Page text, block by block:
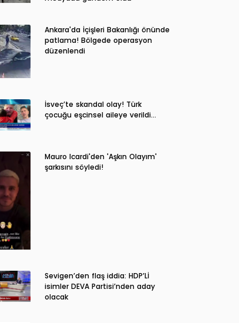
Ankara'da İçişleri Bakanlığı önünde
patlama! Bölgede operasyon
düzenlendi
İsveç’te skandal olay! Türk
çocuğu eşcinsel aileye verildi…
Mauro Icardi'den 'Aşkın Olayım'
şarkısını söyledi!
Sevigen’den flaş iddia: HDP’Lİ
isimler DEVA Partisi’nden aday
olacak